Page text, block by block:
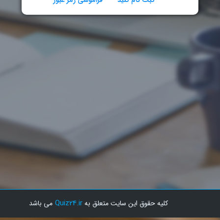
کلیه حقوق این سایت متعلق بهQuiz24.ir می باشد